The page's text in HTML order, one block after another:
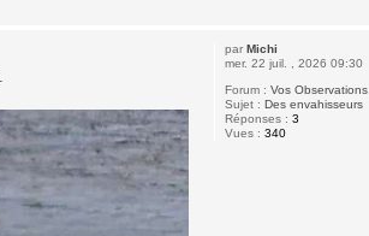
parMichi
mer. 22 juil. , 2026 09:30
Forum :Vos Observations
Sujet :Des envahisseurs
Réponses :3
Vues :340